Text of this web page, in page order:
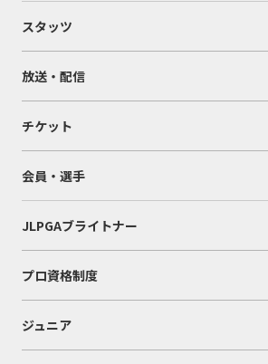
スタッツ
放送・配信
チケット
会員・選手
JLPGAブライトナー
プロ資格制度
ジュニア